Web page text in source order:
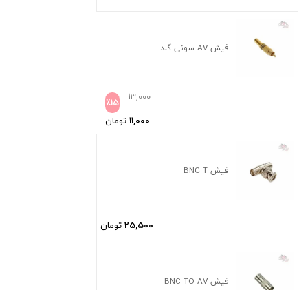
فیش AV سونی گلد
٪15 13,000
11,000تومان
فیش BNC T
25,500تومان
فیش BNC TO AV